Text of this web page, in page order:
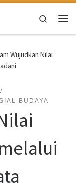
Search
Wujudkan Nilai
BUDAYA